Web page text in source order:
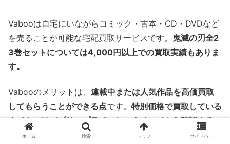
Vabooは自宅にいながらコミック・古本・CD・DVDなど
を売ることが可能な宅配買取サービスです。 鬼滅の刃全2
3巻セットについては4,000円以上での買取実績もありま
す。
Vabooのメリットは、 連載中または人気作品を高価買取
してもらうことができる点です。 特別価格で買取している
タイトルはバブリープライスというページから確認するこ
とができ、売りたいタイトルが掲載されていれば高価買取
ホーム 検索 トップ サイドバー